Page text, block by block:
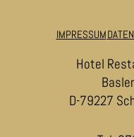
IMPRESSUM
Hotel
D-79227